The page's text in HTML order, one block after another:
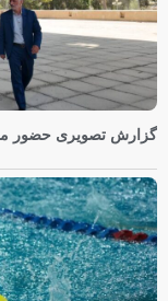
گزارش تصویری حضور